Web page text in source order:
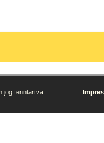
jog fenntartva.